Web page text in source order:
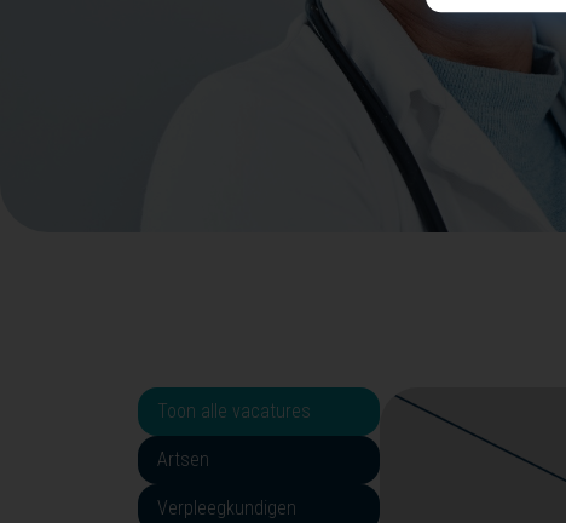
Toon alle vacatures
Artsen
Verpleegkundigen